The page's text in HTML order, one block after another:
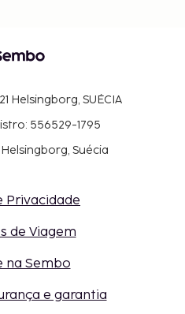
Helsingborg, SUÉCIA
556529-1795
Suécia
Privacidade
de Viagem
na Sembo
e garantia